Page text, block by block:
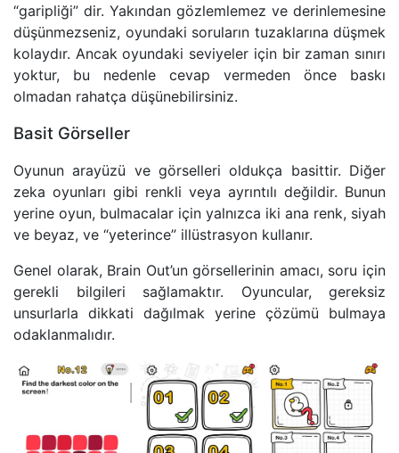
“garipliği” dir. Yakından gözlemlemez ve derinlemesine
düşünmezseniz, oyundaki soruların tuzaklarına düşmek
kolaydır. Ancak oyundaki seviyeler için bir zaman sınırı
yoktur, bu nedenle cevap vermeden önce baskı
olmadan rahatça düşünebilirsiniz.
Basit Görseller
Oyunun arayüzü ve görselleri oldukça basittir. Diğer
zeka oyunları gibi renkli veya ayrıntılı değildir. Bunun
yerine oyun, bulmacalar için yalnızca iki ana renk, siyah
ve beyaz, ve “yeterince” illüstrasyon kullanır.
Genel olarak, Brain Out’un görsellerinin amacı, soru için
gerekli bilgileri sağlamaktır. Oyuncular, gereksiz
unsurlarla dikkati dağılmak yerine çözümü bulmaya
odaklanmalıdır.